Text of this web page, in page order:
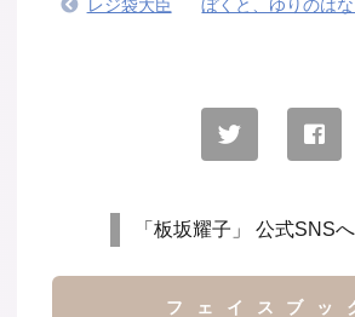
レジ袋大臣 ぼくと、ゆりのはな
「板坂耀子」 公式SNS
フェイスブッ